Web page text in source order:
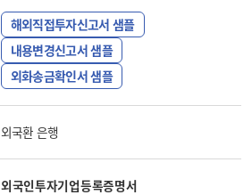
해외직접투자신고서 샘플
내용변경신고서 샘플
외화송금확인서 샘플
외국환 은행
외국인투자기업등록증명서